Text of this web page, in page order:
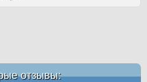
отзывы: